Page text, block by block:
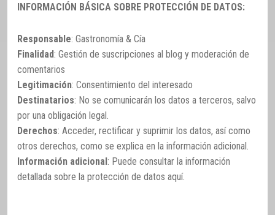
INFORMACIÓN BÁSICA SOBRE PROTECCIÓN DE DATOS:
Responsable: Gastronomía & Cía
Finalidad: Gestión de suscripciones al blog y moderación de
comentarios
Legitimación: Consentimiento del interesado
Destinatarios: No se comunicarán los datos a terceros, salvo
por una obligación legal.
Derechos: Acceder, rectificar y suprimir los datos, así como
otros derechos, como se explica en la información adicional.
Información adicional: Puede consultar la información
detallada sobre la protección de datos aquí.